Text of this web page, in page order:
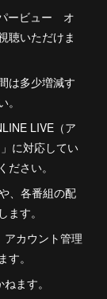
ービュー オ
聴いただけま
は多少増減す
LIVE（ア
に対応してい
さい。
、各番組の配
す。
アカウント管理
。
ます。